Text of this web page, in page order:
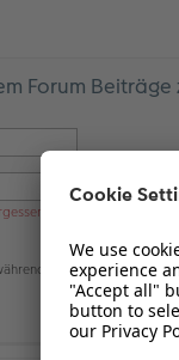
Forum Beiträge
dieser Sitzung